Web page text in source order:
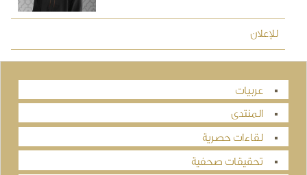
للإعلان
عربيات
المنتدى
لقاءات حصرية
تحقيقات صحفية